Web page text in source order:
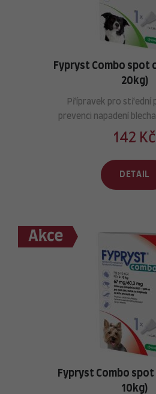
Fypryst Combo spot
20kg)
Přípravek pro střední
prevenci napadení
142 Kč
DETAIL
Fypryst Combo spot
10kg)